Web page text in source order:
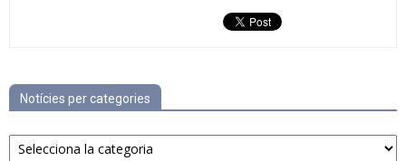
Notícies per categories
Notícies
per